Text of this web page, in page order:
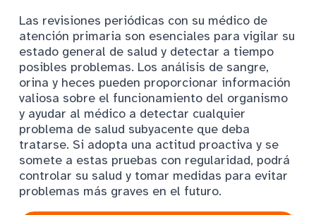
Las revisiones periódicas con su médico de
atención primaria son esenciales para vigilar su
estado general de salud y detectar a tiempo
posibles problemas. Los análisis de sangre,
orina y heces pueden proporcionar información
valiosa sobre el funcionamiento del organismo
y ayudar al médico a detectar cualquier
problema de salud subyacente que deba
tratarse. Si adopta una actitud proactiva y se
somete a estas pruebas con regularidad, podrá
controlar su salud y tomar medidas para evitar
problemas más graves en el futuro.